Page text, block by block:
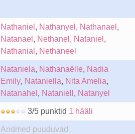
Nathaniel , Nathanyel , Nathanael ,
Natanael , Nethanel , Nataniel ,
Nathanial , Nethaneel
Nataniela, Nathanaëlle, Nadia
Emily, Nataniella, Nita Amelia,
Natanahel , Nataniell , Natanyel
3/5 punktid 1 hääli
Andmed puuduvad